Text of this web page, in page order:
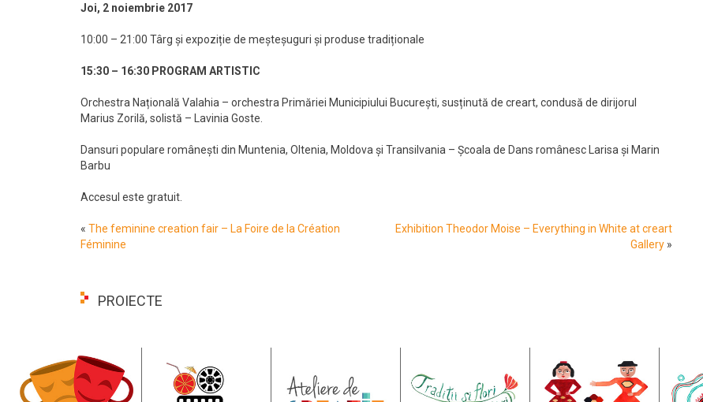
Joi, 2 noiembrie 2017
10:00 – 21:00 Târg și expoziție de meșteșuguri și produse tradiționale
15:30 – 16:30 PROGRAM ARTISTIC
Orchestra Națională Valahia – orchestra Primăriei Municipiului București, susținută de creart, condusă de dirijorul
Marius Zorilă, solistă – Lavinia Goste.
Dansuri populare românești din Muntenia, Oltenia, Moldova și Transilvania – Școala de Dans românesc Larisa și Marin
Barbu
Accesul este gratuit.
« The feminine creation fair – La Foire de la Création
Féminine
Exhibition Theodor Moise – Everything in White at creart
Gallery »
PROIECTE